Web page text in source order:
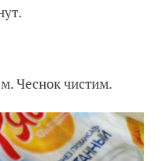
Чеснок чистим.